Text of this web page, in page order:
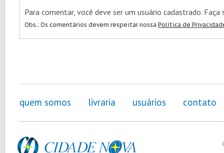
Para comentar, você deve ser um usuário cadastrado. Faça
Obs.: Os comentários devem respeitar nossa Política de
quem somos livraria usuários contato